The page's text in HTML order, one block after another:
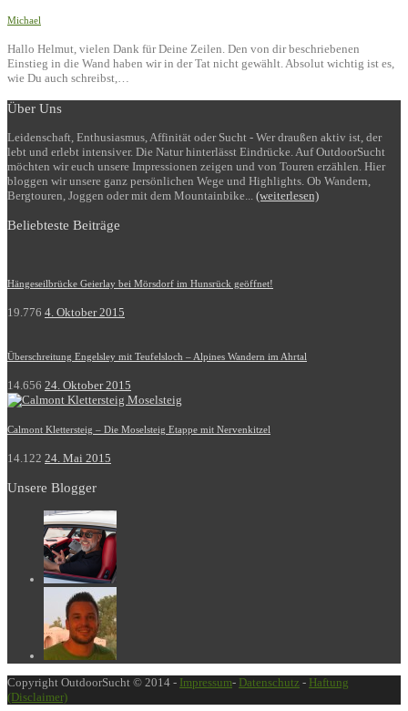
Michael
Hallo Helmut, vielen Dank für Deine Zeilen. Den von dir beschriebenen
Einstieg in die Wand haben wir in der Tat nicht gewählt. Absolut wichtig ist es,
wie Du auch schreibst,…
Über Uns
Leidenschaft, Enthusiasmus, Affinität oder Sucht - Wer draußen aktiv ist, der
lebt und erlebt intensiver. Die Natur hinterlässt Eindrücke. Auf OutdoorSucht
möchten wir euch unsere Impressionen zeigen und von Touren erzählen. Hier
bloggen wir unsere ganz persönlichen Wege und Highlights. Ob Wandern,
Bergtouren, Joggen oder mit dem Mountainbike... (weiterlesen)
Beliebteste Beiträge
Hängeseilbrücke Geierlay bei Mörsdorf im Hunsrück geöffnet!
19.776 4. Oktober 2015
Überschreitung Engelsley mit Teufelsloch – Alpines Wandern im Ahrtal
14.656 24. Oktober 2015
Calmont Klettersteig – Die Moselsteig Etappe mit Nervenkitzel
14.122 24. Mai 2015
Unsere Blogger
Copyright OutdoorSucht © 2014 - Impressum- Datenschutz - Haftung
(Disclaimer)